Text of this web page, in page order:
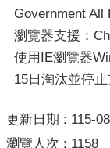
Government All
瀏覽器支援：
使用IE瀏覽器
15日淘汰並停止
更新日期
115-
瀏覽人次
1158